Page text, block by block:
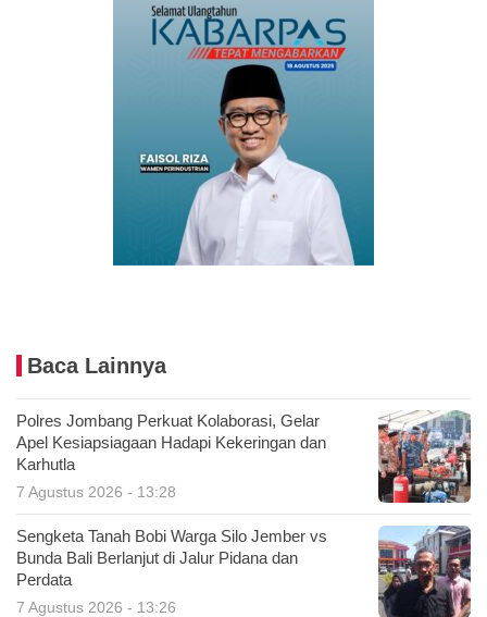
Baca Lainnya
Polres Jombang Perkuat Kolaborasi, Gelar
Apel Kesiapsiagaan Hadapi Kekeringan dan
Karhutla
7 Agustus 2026 - 13:28
Sengketa Tanah Bobi Warga Silo Jember vs
Bunda Bali Berlanjut di Jalur Pidana dan
Perdata
7 Agustus 2026 - 13:26